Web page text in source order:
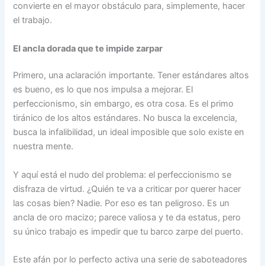
convierte en el mayor obstáculo para, simplemente, hacer
el trabajo.
El ancla dorada que te impide zarpar
Primero, una aclaración importante. Tener estándares altos
es bueno, es lo que nos impulsa a mejorar. El
perfeccionismo, sin embargo, es otra cosa. Es el primo
tiránico de los altos estándares. No busca la excelencia,
busca la infalibilidad, un ideal imposible que solo existe en
nuestra mente.
Y aquí está el nudo del problema: el perfeccionismo se
disfraza de virtud. ¿Quién te va a criticar por querer hacer
las cosas bien? Nadie. Por eso es tan peligroso. Es un
ancla de oro macizo; parece valiosa y te da estatus, pero
su único trabajo es impedir que tu barco zarpe del puerto.
Este afán por lo perfecto activa una serie de saboteadores